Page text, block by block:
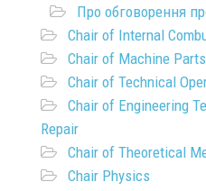
Про обговорення
Chair of Internal
Chair of Machine
Chair of Technical
Chair of Engineering
Repair
Chair of Theoretical
Chair Physics